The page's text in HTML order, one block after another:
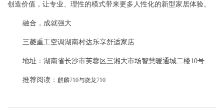
创造价值，让专业、理性的模式带来更多人性化的新型家居体验。
融合，成就强大
三菱重工空调湖南村达乐享舒适家店
地址：湖南省长沙市芙蓉区三湘大市场智慧暖通城二楼10号
推荐阅读： 麒麟710与骁龙710